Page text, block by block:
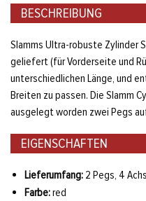
BESCHREIBUNG
Slamms Ultra-robuste Zylinder
geliefert (für Vorderseite und
unterschiedlichen Länge, und
Breiten zu passen. Die Slamm
ausgelegt worden zwei Pegs
EIGENSCHAFTEN
Lieferumfang: 2 Pegs, 4
Farbe:red